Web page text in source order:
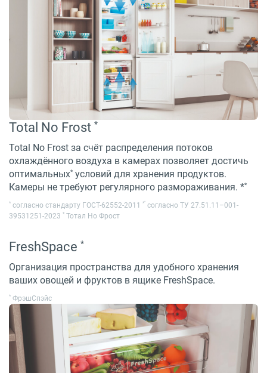
Total No Frost *
Total No Frost за счёт распределения потоков
охлаждённого воздуха в камерах позволяет достичь
оптимальных* условий для хранения продуктов.
Камеры не требуют регулярного размораживания. **
* согласно стандарту ГОСТ-62552-2011 ** согласно ТУ 27.51.11–001-
39531251-2023 * Тотал Но Фрост
FreshSpace *
Организация пространства для удобного хранения
ваших овощей и фруктов в ящике FreshSpace.
* ФрэшСпэйс